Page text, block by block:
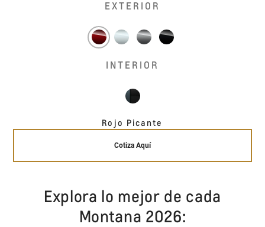
EXTERIOR
INTERIOR
Rojo Picante
Cotiza Aquí
Explora lo mejor de cada
Montana 2026: